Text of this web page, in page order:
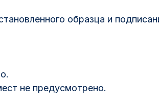
образца и
не предусмотрено.